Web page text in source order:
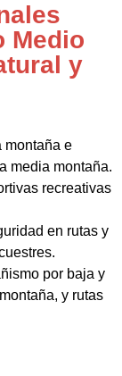
Medio
y
montaña e
media montaña.
recreativas
en rutas y
por baja y
y rutas